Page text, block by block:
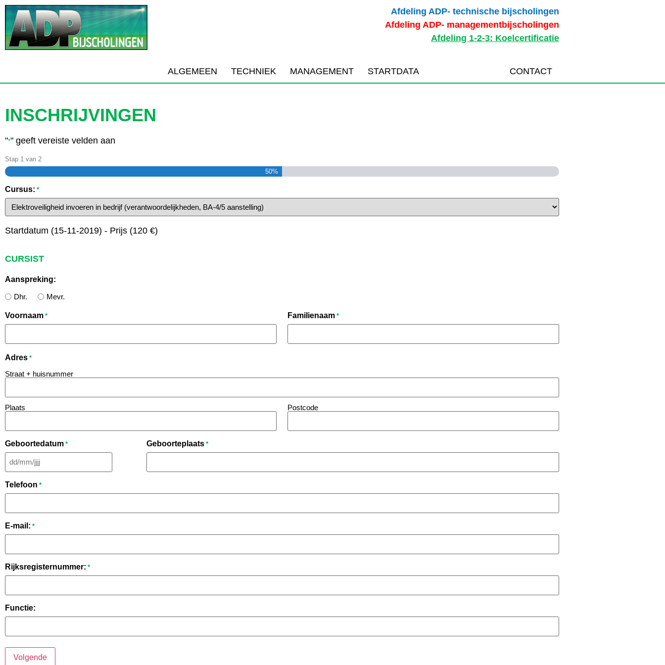
Afdeling ADP- technische bijscholingen
Afdeling ADP- managementbijscholingen
Afdeling 1-2-3: Koelcertificatie
ALGEMEEN TECHNIEK MANAGEMENT STARTDATA CONTACT
INSCHRIJVINGEN
"*" geeft vereiste velden aan
Stap 1 van 2
50%
Cursus: *
Startdatum (15-11-2019) - Prijs (120 €)
CURSIST
Aanspreking:
Dhr. Mevr.
Voornaam * Familienaam *
Adres *
Straat + huisnummer
Plaats Postcode
Geboortedatum * Geboorteplaats *
Telefoon *
E-mail: *
Rijksregisternummer: *
Functie: